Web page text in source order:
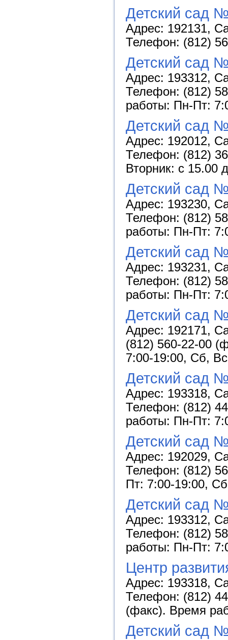
Детский сад
Адрес: 192131,
Телефон: (812)
Детский сад
Адрес: 193312,
Телефон: (812)
работы: Пн-Пт:
Детский сад
Адрес: 192012,
Телефон: (812)
Вторник: с 15.00
Детский сад
Адрес: 193230,
Телефон: (812)
работы: Пн-Пт:
Детский сад
Адрес: 193231,
Телефон: (812)
работы: Пн-Пт:
Детский сад
Адрес: 192171,
(812) 560-22-00
7:00-19:00, Сб,
Детский сад
Адрес: 193318,
Телефон: (812)
работы: Пн-Пт:
Детский сад
Адрес: 192029,
Телефон: (812)
Пт: 7:00-19:00,
Детский сад
Адрес: 193312,
Телефон: (812)
работы: Пн-Пт:
Центр
Адрес: 193318,
Телефон: (812)
(факс). Время
Детский сад